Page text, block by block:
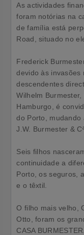
As actividades
foram notórias na
de família está
Road, situado no
Frederick
devido às invasões
descendentes
Wilhelm
Hamburgo, é
do Porto, mudando
J.W. Burmester &
Seis filhos
continuidade a
Porto, os seguros,
e o têxtil.
O filho mais velho,
Otto, foram os
CASA